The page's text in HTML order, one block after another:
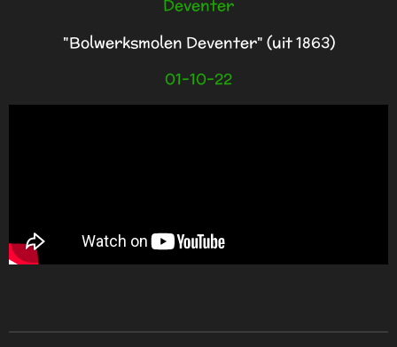
Deventer
"Bolwerksmolen Deventer" (uit 1863)
01-10-22